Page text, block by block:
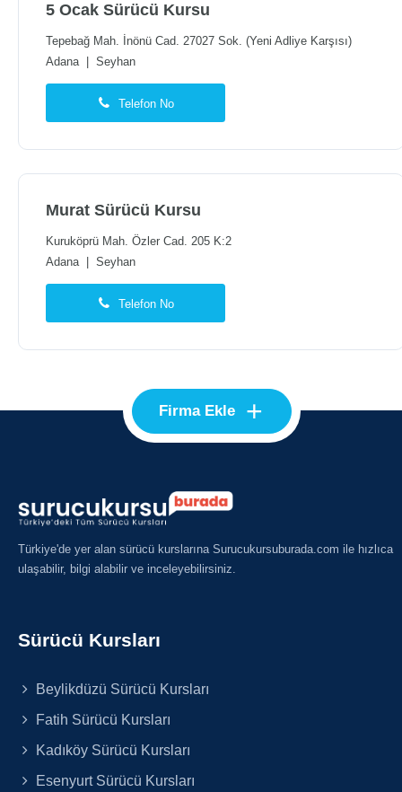
5 Ocak Sürücü Kursu
Tepebağ Mah. İnönü Cad. 27027 Sok. (Yeni Adliye Karşısı)
Adana| Seyhan
Telefon No
Murat Sürücü Kursu
Kuruköprü Mah. Özler Cad. 205 K:2
Adana| Seyhan
Telefon No
Firma Ekle +
Türkiye'de yer alan sürücü kurslarına Surucukursuburada.com ile hızlıca
ulaşabilir, bilgi alabilir ve inceleyebilirsiniz.
Sürücü Kursları
Beylikdüzü Sürücü Kursları
Fatih Sürücü Kursları
Kadıköy Sürücü Kursları
Esenyurt Sürücü Kursları